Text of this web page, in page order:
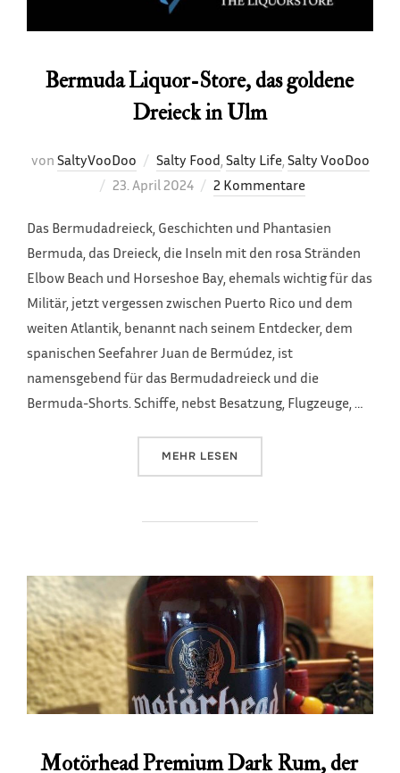
Bermuda Liquor-Store, das goldene
Dreieck in Ulm
von SaltyVooDoo Salty Food Salty Life, Salty VooDoo
Veröffentlicht
23. April 2024 2 Kommentare
Das Bermudadreieck, Geschichten und Phantasien
Bermuda, das Dreieck, die Inseln mit den rosa Stränden
Elbow Beach und Horseshoe Bay, ehemals wichtig für das
Militär, jetzt vergessen zwischen Puerto Rico und dem
weiten Atlantik, benannt nach seinem Entdecker, dem
spanischen Seefahrer Juan de Bermúdez, ist
namensgebend für das Bermudadreieck und die
Bermuda-Shorts. Schiffe, nebst Besatzung, Flugzeuge, …
MEHR ÜBER „BERMUDA LIQUOR-
LESEN
Motörhead Premium Dark Rum, der